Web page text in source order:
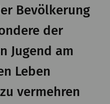
Bevölkerung
der
Jugend am
Leben
vermehren